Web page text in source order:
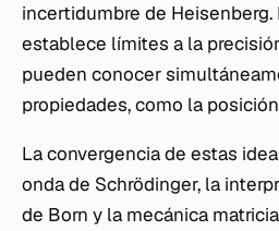
incertidumbre de Heisenberg.
establece límites a la
pueden conocer
propiedades, como la
La convergencia de estas
onda de Schrödinger, la
de Born y la mecánica